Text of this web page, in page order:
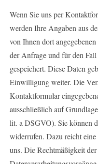
Wenn Sie uns per
werden Ihre Angaben aus
von Ihnen dort
der Anfrage und für den
gespeichert. Diese Daten
Einwilligung weiter. Die
Kontaktformular
ausschließlich auf
lit. a DSGVO). Sie können
widerrufen. Dazu reicht
uns. Die Rechtmäßigkeit